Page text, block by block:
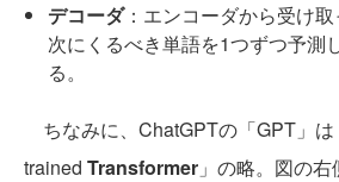
デコーダ：エンコーダから受け取
次にくるべき単語を1つずつ予測
る。
ちなみに、ChatGPTの「GPT」
trained Transformer 」の略。図の